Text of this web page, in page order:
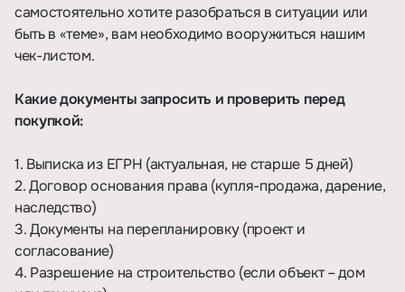
самостоятельно хотите разобраться в ситуации или
быть в «теме», вам необходимо вооружиться нашим
чек-листом.
Какие документы запросить и проверить перед
покупкой:
1. Выписка из ЕГРН (актуальная, не старше 5 дней)
2. Договор основания права (купля-продажа, дарение,
наследство)
3. Документы на перепланировку (проект и
согласование)
4. Разрешение на строительство (если объект – дом